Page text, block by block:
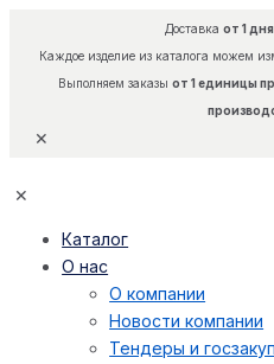
Доставка от 1 дня
Каждое изделие из каталога можем
Выполняем заказы от 1 единицы
✕
✕
Каталог
О нас
О компании
Новости компании
Тендеры и